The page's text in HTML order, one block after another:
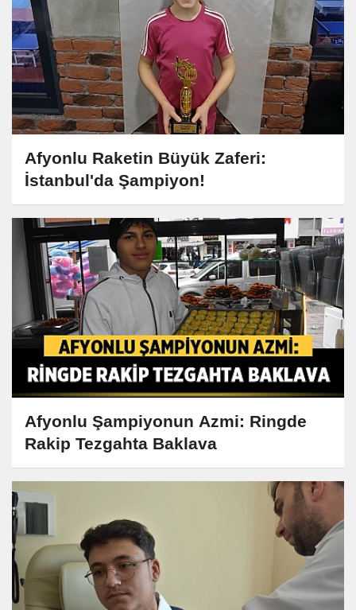
Afyonlu Raketin Büyük Zaferi:
İstanbul'da Şampiyon!
Afyonlu Şampiyonun Azmi: Ringde
Rakip Tezgahta Baklava